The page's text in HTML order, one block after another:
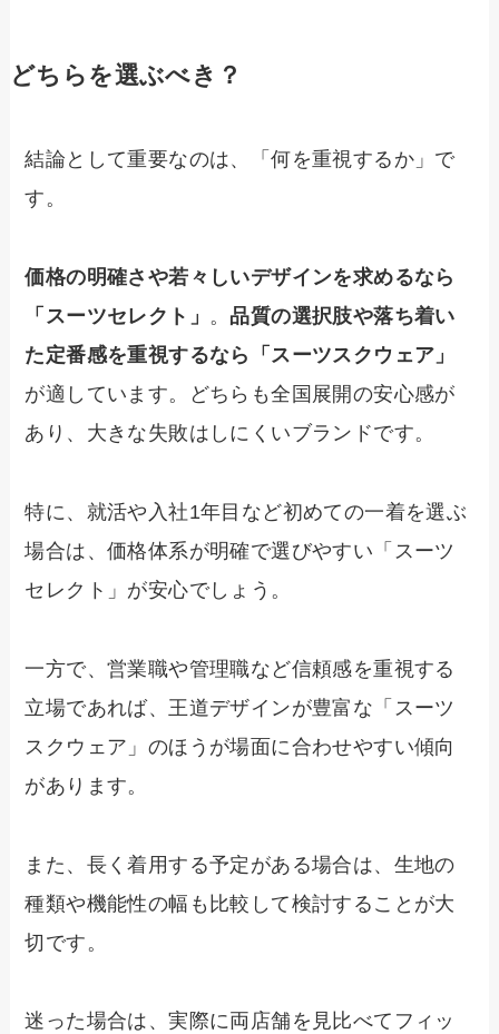
どちらを選ぶべき？
結論として重要なのは、「何を重視するか」で
す。
価格の明確さや若々しいデザインを求めるなら
「スーツセレクト」 。 品質の選択肢や落ち着い
た定番感を重視するなら「スーツスクウェア」
が適しています。どちらも全国展開の安心感が
あり、大きな失敗はしにくいブランドです。
特に、就活や入社1年目など初めての一着を選ぶ
場合は、価格体系が明確で選びやすい「スーツ
セレクト」が安心でしょう。
一方で、営業職や管理職など信頼感を重視する
立場であれば、王道デザインが豊富な「スーツ
スクウェア」のほうが場面に合わせやすい傾向
があります。
また、長く着用する予定がある場合は、生地の
種類や機能性の幅も比較して検討することが大
切です。
迷った場合は、実際に両店舗を見比べてフィッ